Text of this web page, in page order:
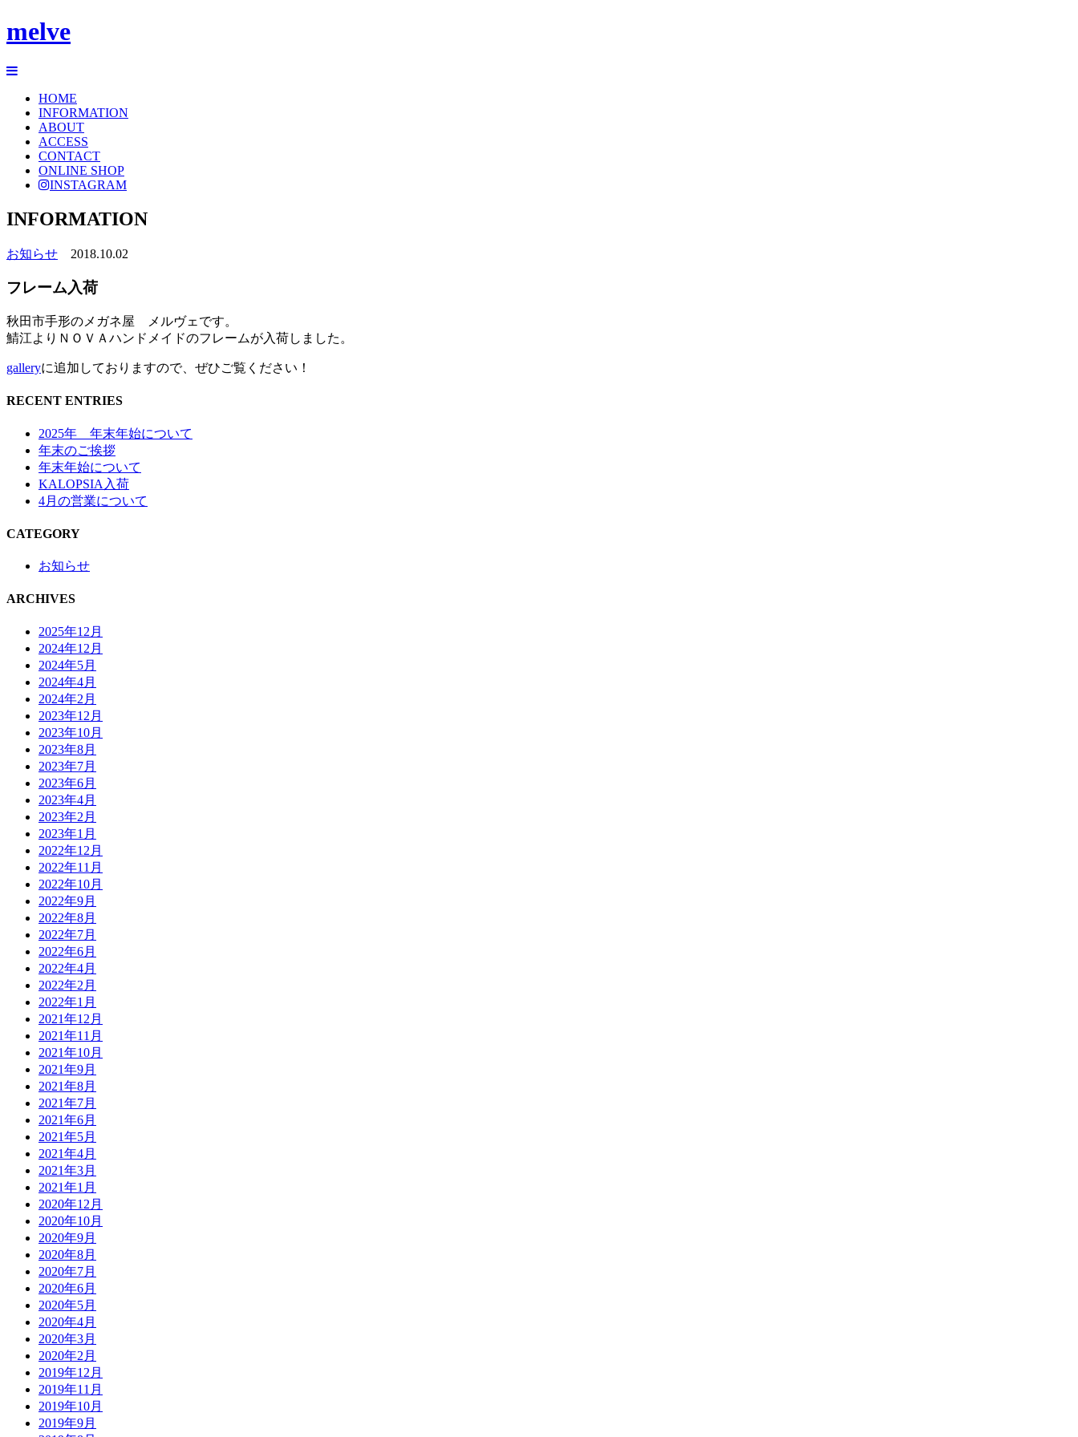
melve
HOME
INFORMATION
ABOUT
ACCESS
CONTACT
ONLINE SHOP
INSTAGRAM
INFORMATION
お知らせ 2018.10.02
フレーム入荷
秋田市手形のメガネ屋 メルヴェです。
鯖江よりＮＯＶＡハンドメイドのフレームが入荷しました。
galleryに追加しておりますので、ぜひご覧ください！
RECENT ENTRIES
2025年 年末年始について
年末のご挨拶
年末年始について
KALOPSIA入荷
4月の営業について
CATEGORY
お知らせ
ARCHIVES
2025年12月
2024年12月
2024年5月
2024年4月
2024年2月
2023年12月
2023年10月
2023年8月
2023年7月
2023年6月
2023年4月
2023年2月
2023年1月
2022年12月
2022年11月
2022年10月
2022年9月
2022年8月
2022年7月
2022年6月
2022年4月
2022年2月
2022年1月
2021年12月
2021年11月
2021年10月
2021年9月
2021年8月
2021年7月
2021年6月
2021年5月
2021年4月
2021年3月
2021年1月
2020年12月
2020年10月
2020年9月
2020年8月
2020年7月
2020年6月
2020年5月
2020年4月
2020年3月
2020年2月
2019年12月
2019年11月
2019年10月
2019年9月